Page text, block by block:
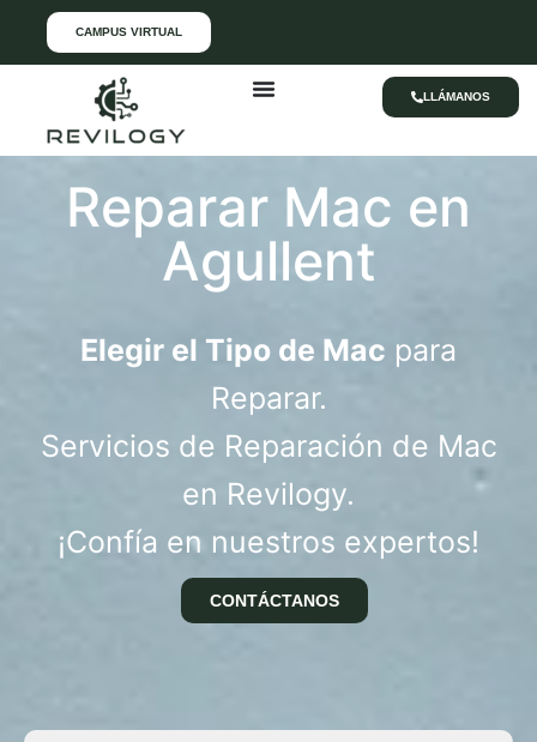
CAMPUS VIRTUAL
LLÁMANOS
Reparar Mac en
Agullent
Elegir el Tipo de Mac para
Reparar.
Servicios de Reparación de Mac
en Revilogy.
¡Confía en nuestros expertos!
CONTÁCTANOS